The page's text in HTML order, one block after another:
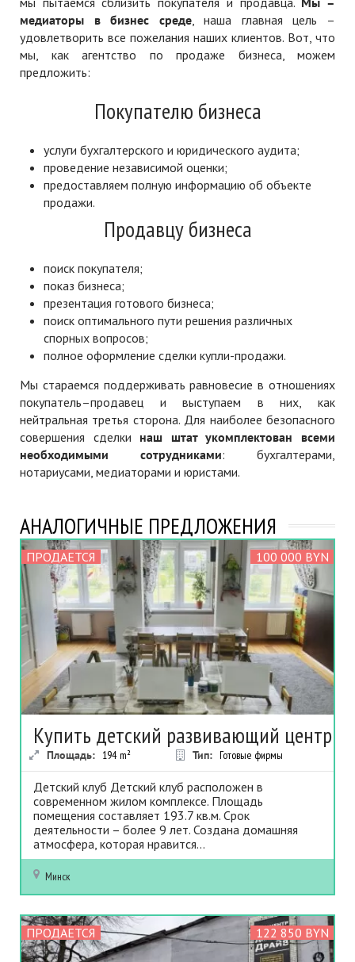
медиаторы в бизнес среде, наша главная цель –
удовлетворить все пожелания наших клиентов. Вот, что
мы, как агентство по продаже бизнеса, можем
предложить:
Покупателю бизнеса
услуги бухгалтерского и юридического аудита;
проведение независимой оценки;
предоставляем полную информацию об объекте
продажи.
Продавцу бизнеса
поиск покупателя;
показ бизнеса;
презентация готового бизнеса;
поиск оптимального пути решения различных
спорных вопросов;
полное оформление сделки купли-продажи.
Мы стараемся поддерживать равновесие в отношениях
покупатель–продавец и выступаем в них, как
нейтральная третья сторона. Для наиболее безопасного
совершения сделки наш штат укомплектован всеми
необходимыми сотрудниками: бухгалтерами,
нотариусами, медиаторами и юристами.
АНАЛОГИЧНЫЕ ПРЕДЛОЖЕНИЯ
ПРОДАЕТСЯ 100 000 BYN
Купить детский развивающий центр
Площадь: 194 m² Тип: Готовые фирмы
Детский клуб Детский клуб расположен в
современном жилом комплексе. Площадь
помещения составляет 193.7 кв.м. Срок
деятельности – более 9 лет. Создана домашняя
атмосфера, которая нравится...
Минск
ПРОДАЕТСЯ 122 850 BYN